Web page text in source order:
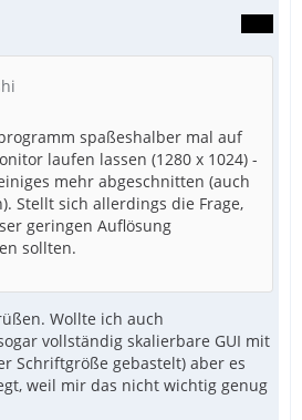
spaßeshalber mal auf
laufen lassen (1280 x 1024) -
mehr abgeschnitten (auch
Stellt sich allerdings die Frage,
geringen Auflösung
sollten.
Wollte ich auch
vollständig skalierbare GUI mit
Schriftgröße gebastelt) aber es
weil mir das nicht wichtig genug